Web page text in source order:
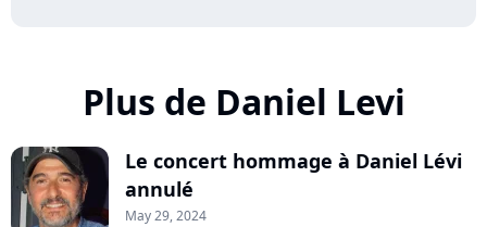
Plus de Daniel Levi
Le concert hommage à Daniel Lévi
annulé
May 29, 2024